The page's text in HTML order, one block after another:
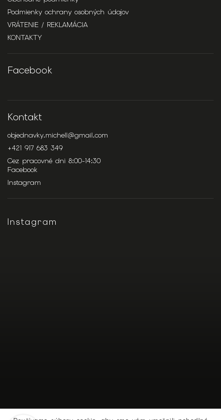
Podmienky ochrany osobných údajov
VRÁTENIE / REKLAMÁCIA
KONTAKTY
Facebook
Kontakt
objednavky.michell@gmail.com
+421 917 683 349
Cez pracovné dni 8:00-14:30
Facebook
Instagram
Instagram